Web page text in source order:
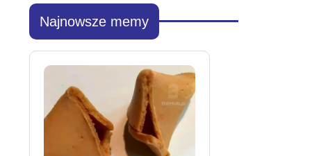
Najnowsze memy